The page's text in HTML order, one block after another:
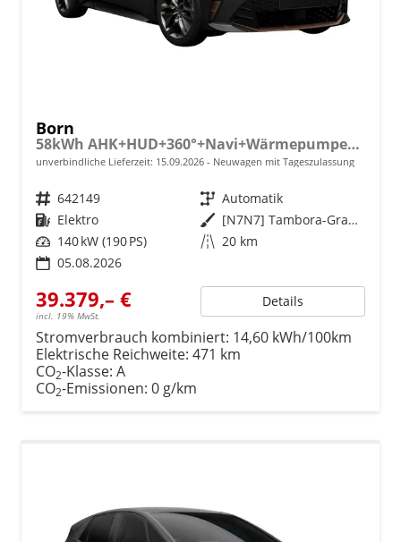
Born
58kWh AHK+HUD+360°+Navi+Wärmepumpe+Dinamica+GV5
unverbindliche Lieferzeit: 15.09.2026 Neuwagen mit Tageszulassung
Fahrzeugnr. 642149 Getriebe Automatik
Kraftstoff Elektro Außenfarbe
[N7N7] Tambora-Grau Metallic
Leistung 140 kW (190 PS) Kilometerstand 20 km
05.08.2026
39.379,– €
incl. 19% MwSt.
Details
Stromverbrauch kombiniert: 14,60 kWh/100km
Elektrische Reichweite: 471 km
CO2-Klasse: A
CO2-Emissionen: 0 g/km